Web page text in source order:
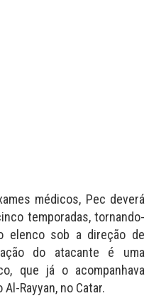
médicos, Pec deverá
temporadas, tornando-
elenco sob a direção de
do atacante é uma
que já o acompanhava
Rayyan, no Catar.